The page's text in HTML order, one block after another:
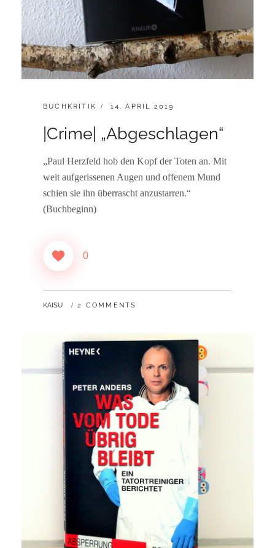
CATEGORIES:
BUCHKRITIK
POSTED
14. APRIL 2019
|Crime| „Abgeschlagen“
„Paul Herzfeld hob den Kopf der Toten an. Mit
weit aufgerissenen Augen und offenem Mund
schien sie ihn überrascht anzustarren.“
(Buchbeginn)
0
BY
KAISU 2 COMMENTS